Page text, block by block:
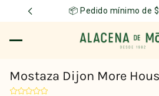
📦 Pedido mínimo de
Mostaza Dijon More